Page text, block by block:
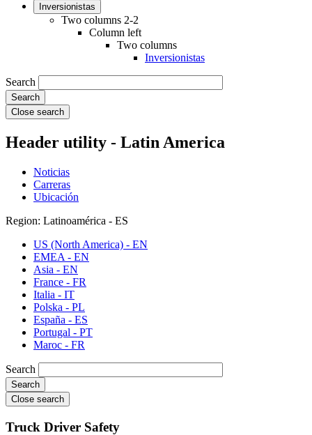
Inversionistas
Two columns 2-2
Column left
Two columns
Inversionistas
Search
Close search
Header utility - Latin America
Noticias
Carreras
Ubicación
Region: Latinoamérica - ES
US (North America) - EN
EMEA - EN
Asia - EN
France - FR
Italia - IT
Polska - PL
España - ES
Portugal - PT
Maroc - FR
Search
Close search
Truck Driver Safety